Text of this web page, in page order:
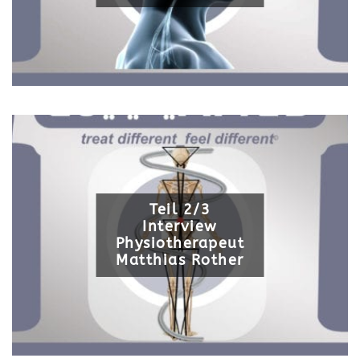
Teil 2/3
Interview
Physiotherapeut
Matthias Rother